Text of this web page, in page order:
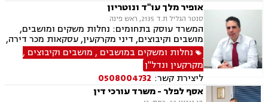
אופיר מלך עו"ד ונוטריון
סנטר הגליל ת.ד 2135, ראש פינה
המשרד עוסק בתחומים: נחלות משקים ומושבים,
מושבים וקיבוצים, דיני מקרקעין, עסקאות מכר דירה,
נדל"ן, פינוי בינוי, ירושות וצוואות, אזרחי מסחרי,
דיני חוזים, דיני חברות, נוטריון.
נחלות ומשקים במושבים , מושבים וקיבוצים ,
מקרקעין ונדל"ן
ליצירת קשר: 0508004732
אסף לפלר - משרד עורכי דין